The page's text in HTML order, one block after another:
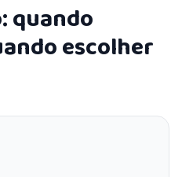
quando
escolher